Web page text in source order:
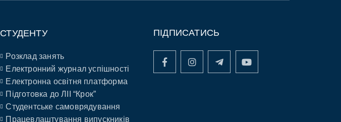
СТУДЕНТУ
Розклад занять
Електронний журнал успішності
Електронна освітня платформа
Підготовка до ЛІІ “Крок”
Студентське самоврядування
Працевлаштування випускників
ПІДПИСАТИСЬ